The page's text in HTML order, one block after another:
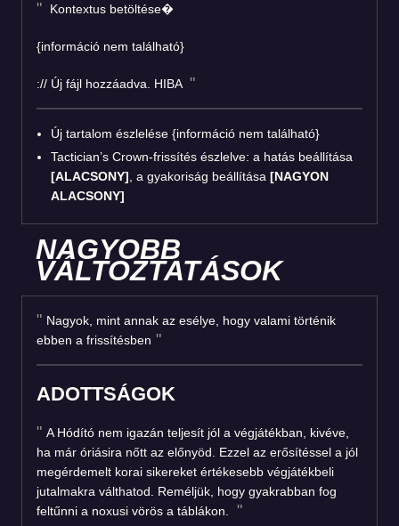
Kontextus betöltése�
{információ nem található}
:// Új fájl hozzáadva. HIBA
Új tartalom észlelése {információ nem található}
Tactician’s Crown-frissítés észlelve: a hatás beállítása
[ALACSONY] , a gyakoriság beállítása [NAGYON
ALACSONY]
NAGYOBB
VÁLTOZTATÁSOK
Nagyok, mint annak az esélye, hogy valami történik
ebben a frissítésben
ADOTTSÁGOK
A Hódító nem igazán teljesít jól a végjátékban, kivéve,
ha már óriásira nőtt az előnyöd. Ezzel az erősítéssel a jól
megérdemelt korai sikereket értékesebb végjátékbeli
jutalmakra válthatod. Reméljük, hogy gyakrabban fog
feltűnni a noxusi vörös a táblákon.